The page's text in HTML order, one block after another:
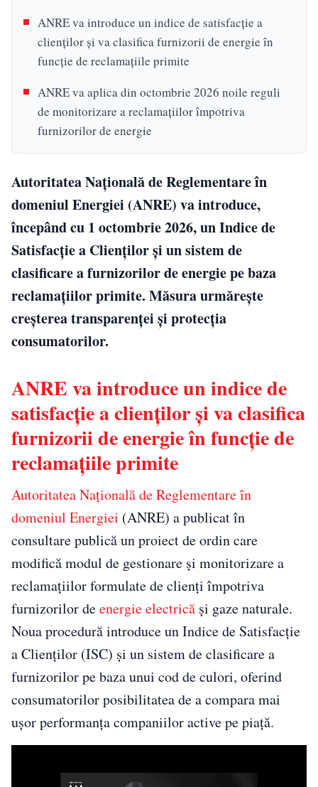
ANRE va introduce un indice de satisfacție a
clienților și va clasifica furnizorii de energie în
funcție de reclamațiile primite
ANRE va aplica din octombrie 2026 noile reguli
de monitorizare a reclamațiilor împotriva
furnizorilor de energie
Autoritatea Națională de Reglementare în
domeniul Energiei (ANRE) va introduce,
începând cu 1 octombrie 2026, un Indice de
Satisfacție a Clienților și un sistem de
clasificare a furnizorilor de energie pe baza
reclamațiilor primite. Măsura urmărește
creșterea transparenței și protecția
consumatorilor.
ANRE va introduce un indice de
satisfacție a clienților și va clasifica
furnizorii de energie în funcție de
reclamațiile primite
Autoritatea Națională de Reglementare în
domeniul Energiei (ANRE) a publicat în
consultare publică un proiect de ordin care
modifică modul de gestionare și monitorizare a
reclamațiilor formulate de clienți împotriva
furnizorilor deenergie electrică și gaze naturale.
Noua procedură introduce un Indice de Satisfacție
a Clienților (ISC) și un sistem de clasificare a
furnizorilor pe baza unui cod de culori, oferind
consumatorilor posibilitatea de a compara mai
ușor performanța companiilor active pe piață.